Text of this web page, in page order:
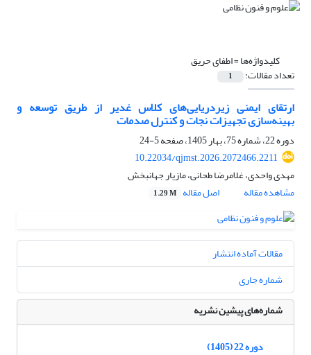
کلیدواژه‌ها =اطفای حریق
تعداد مقالات: 1
ارتقای ایمنی زیردریایی‌های کلاس غدیر از طریق توسعه و
بهینه‌سازی تجهیزات نجات و کنترل صدمات
دوره 22، شماره 75، بهار 1405، صفحه
5-24
10.22034/qjmst.2026.2072466.2211
مهدی واحدی، غلامرضا طحانی، مازیار جهانبخش
مشاهده مقاله
اصل مقاله 1.29 M
مقالات آماده انتشار
شماره جاری
شماره‌های پیشین نشریه
دوره 22 (1405)